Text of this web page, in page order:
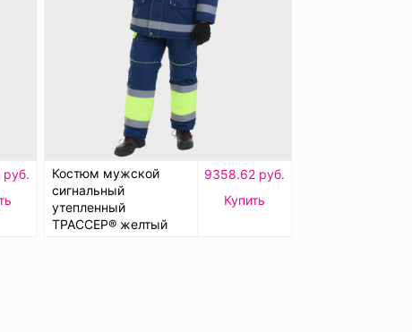
руб.
Костюм мужской
сигнальный
утепленный
ТРАССЕР® желтый
9358.62 руб.
Купить